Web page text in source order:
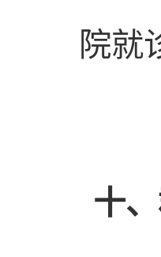
院就
十